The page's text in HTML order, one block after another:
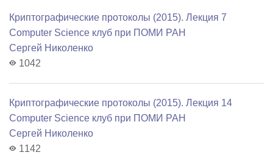
Криптографические протоколы (2015). Лекция 7
Computer Science клуб при ПОМИ РАН
Сергей Николенко
1042
Криптографические протоколы (2015). Лекция 14
Computer Science клуб при ПОМИ РАН
Сергей Николенко
1142